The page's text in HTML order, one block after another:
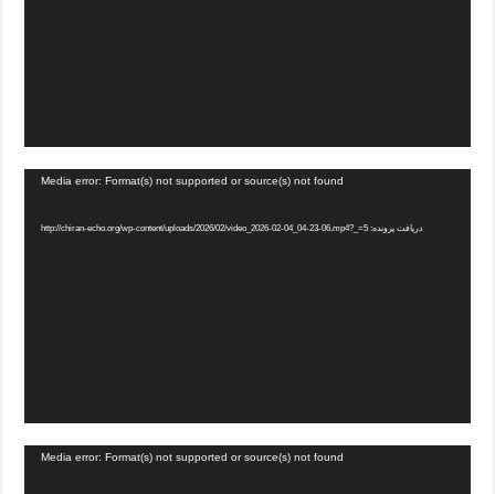
Media error: Format(s) not supported or source(s) not found
دریافت پرونده: http://chiran-echo.org/wp-content/uploads/2026/02/video_2026-02-04_04-23-06.mp4?_=5
Media error: Format(s) not supported or source(s) not found